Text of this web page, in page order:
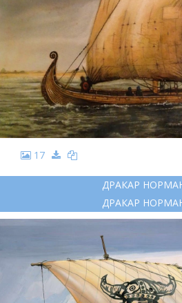
17
ДРАКАР
ДРАКАР